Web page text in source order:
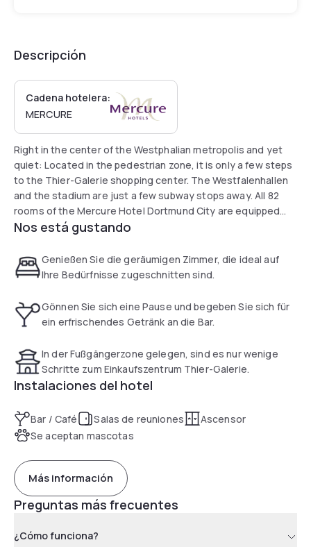
Descripción
Cadena hotelera:
MERCURE
Right in the center of the Westphalian metropolis and yet
quiet: Located in the pedestrian zone, it is only a few steps
to the Thier-Galerie shopping center. The Westfalenhallen
and the stadium are just a few subway stops away. All 82
rooms of the Mercure Hotel Dortmund City are equipped
with free WIFI. The main train station is only 300 meters
km away and Düsseldorf is 65 km away. You can reach us by
car using the A1, A2, A40 and A45.
Nos está gustando
Genießen Sie die geräumigen Zimmer, die ideal auf
Ihre Bedürfnisse zugeschnitten sind.
Gönnen Sie sich eine Pause und begeben Sie sich für
ein erfrischendes Getränk an die Bar.
In der Fußgängerzone gelegen, sind es nur wenige
Schritte zum Einkaufszentrum Thier-Galerie.
Instalaciones del hotel
Bar / Café Salas de reuniones
Ascensor
Se aceptan mascotas
Más información
Preguntas más frecuentes
¿Cómo funciona?